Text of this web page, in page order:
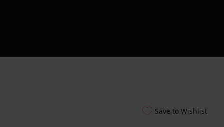
Save to Wishlist